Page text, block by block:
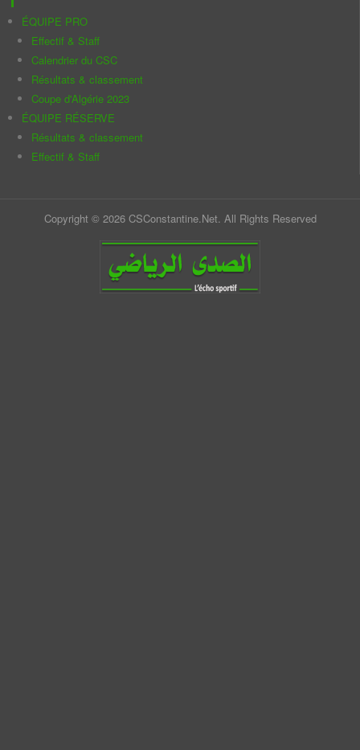
ÉQUIPE PRO
Effectif & Staff
Calendrier du CSC
Résultats & classement
Coupe d'Algérie 2023
ÉQUIPE RÉSERVE
Résultats & classement
Effectif & Staff
Copyright © 2026 CSConstantine.Net. All Rights Reserved